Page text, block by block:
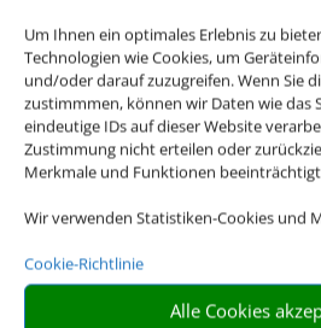
Um Ihnen ein optimales Erlebnis zu
Technologien wie Cookies, um
und/oder darauf zuzugreifen. Wenn Sie
zustimmmen, können wir Daten wie das
eindeutige IDs auf dieser Website
Zustimmung nicht erteilen oder
Merkmale und Funktionen
Wir verwenden Statistiken-Cookies und
Cookie-Richtlinie
Alle Cookies
KUSS -
Reisebüro
Buchen Sie Ihre